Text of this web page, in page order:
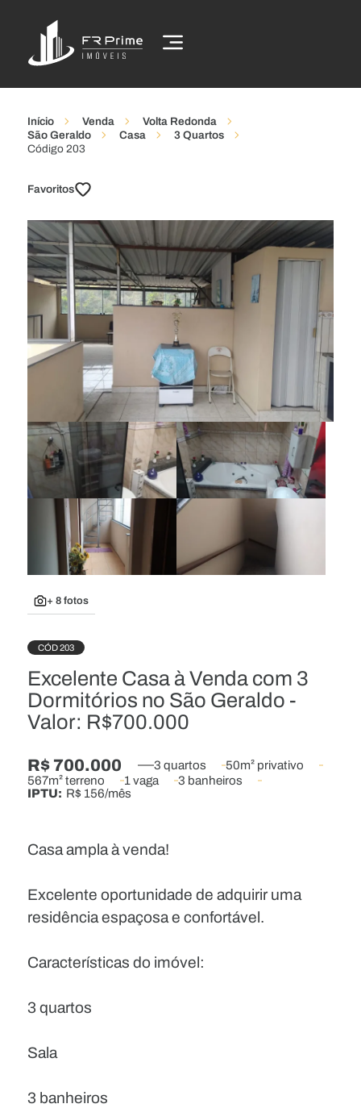
Início Venda
Volta Redonda
São Geraldo
Casa
3 Quartos
Código 203
Favoritos
+ 8 fotos
CÓD 203
Excelente Casa à Venda com 3
Dormitórios no São Geraldo -
Valor: R$700.000
R$ 700.000 3 quartos
50m² privativo
567m² terreno
1 vaga
3 banheiros
IPTU: R$ 156/mês
Casa ampla à venda!
Excelente oportunidade de adquirir uma
residência espaçosa e confortável.
Características do imóvel:
3 quartos
Sala
3 banheiros